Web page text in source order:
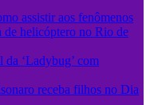
assistir aos fenômenos
de helicóptero no Rio de
‘Ladybug’ com
receba filhos no Dia